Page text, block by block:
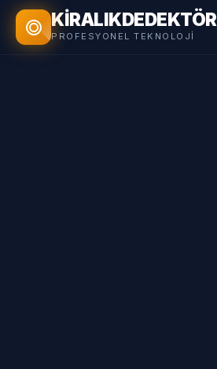
KİRALIKDEDEKTÖR
PROFESYONEL TEKNOLOJI